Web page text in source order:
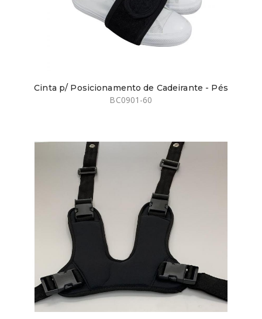
Cinta p/ Posicionamento de Cadeirante - Pés
BC0901-60